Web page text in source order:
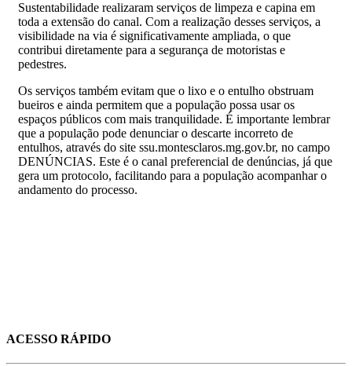
Sustentabilidade realizaram serviços de limpeza e capina em
toda a extensão do canal. Com a realização desses serviços, a
visibilidade na via é significativamente ampliada, o que
contribui diretamente para a segurança de motoristas e
pedestres.
Os serviços também evitam que o lixo e o entulho obstruam
bueiros e ainda permitem que a população possa usar os
espaços públicos com mais tranquilidade. É importante lembrar
que a população pode denunciar o descarte incorreto de
entulhos, através do site ssu.montesclaros.mg.gov.br, no campo
DENÚNCIAS. Este é o canal preferencial de denúncias, já que
gera um protocolo, facilitando para a população acompanhar o
andamento do processo.
ACESSO RÁPIDO